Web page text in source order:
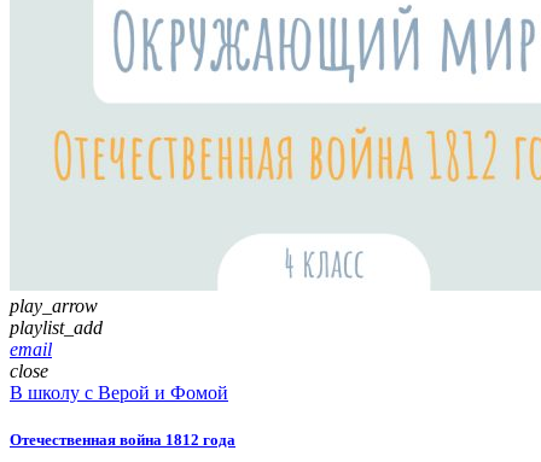
play_arrow
playlist_add
email
close
В школу с Верой и Фомой
Отечественная война 1812 года